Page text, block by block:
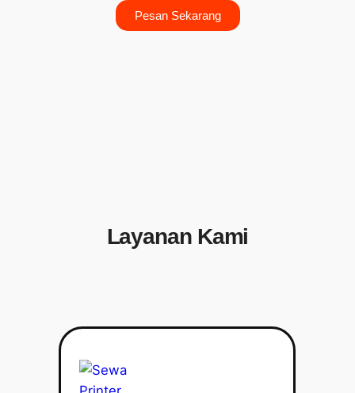
Pesan Sekarang
Layanan Kami